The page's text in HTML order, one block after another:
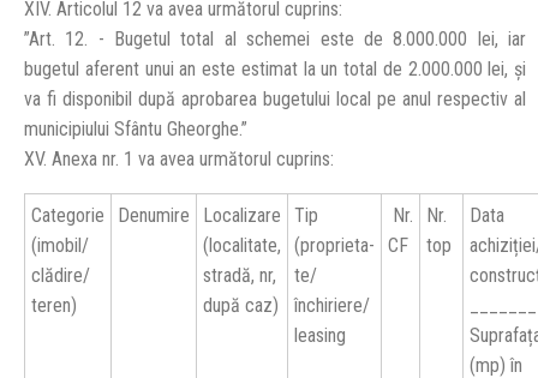
XIV. Articolul 12 va avea următorul cuprins:
”Art. 12. - Bugetul total al schemei este de 8.000.000 lei, iar
bugetul aferent unui an este estimat la un total de 2.000.000 lei, și
va fi disponibil după aprobarea bugetului local pe anul respectiv al
municipiului Sfântu Gheorghe.”
XV. Anexa nr. 1 va avea următorul cuprins:
Categorie
(imobil/
clădire/
teren)
Denumire
Localizare
(localitate,
stradă, nr,
după caz)
Tip
(proprieta-
te/
închiriere/
leasing
Nr.
CF
Nr.
top
Data
(mp) în